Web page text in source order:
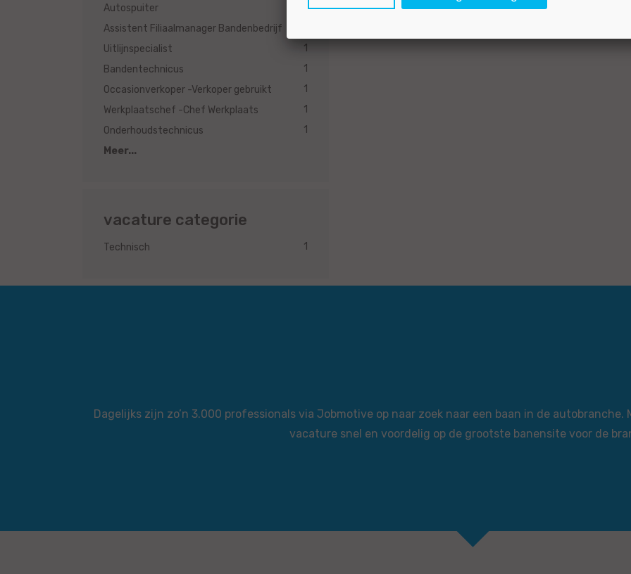
Autospuiter
Assistent Filiaalmanager Bandenbedrijf
Uitlijnspecialist
1
Bandentechnicus
1
Occasionverkoper -Verkoper gebruikt
1
Werkplaatschef -Chef Werkplaats
1
Onderhoudstechnicus
1
Meer...
vacature categorie
Technisch 1
Dagelijks zijn zo’n 3.000 professionals via Jobmotive op naar zoek naar een baan in de
vacature snel en voordelig op de grootste banensite voor de